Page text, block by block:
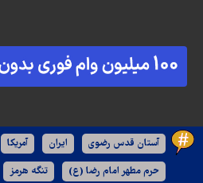
آستان قدس رضوی ایران آمریکا
حرم مطهر امام رضا (ع) تنگه هرمز